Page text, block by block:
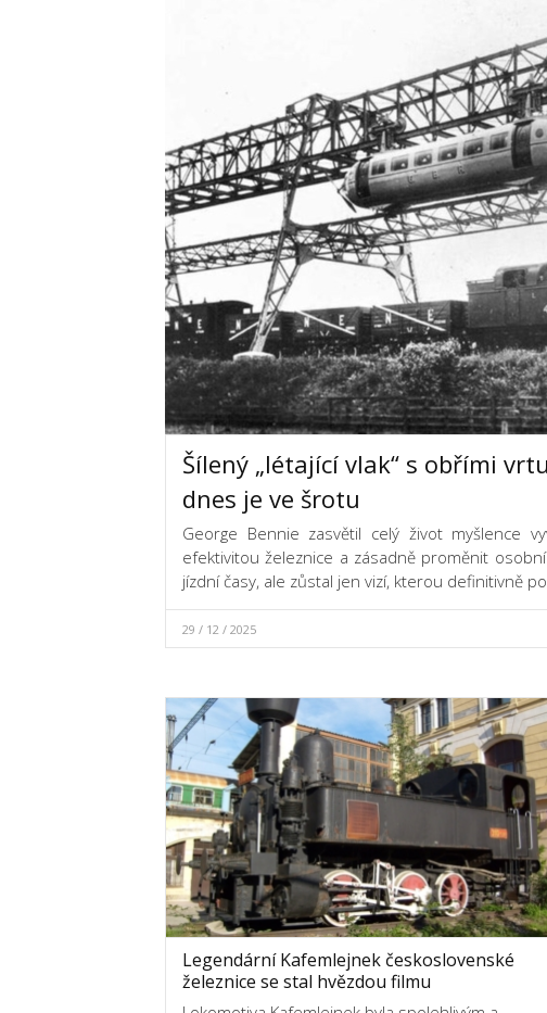
Šílený „létající vlak“ s obřími
dnes je ve šrotu
George Bennie zasvětil celý život myšlence
efektivitou železnice a zásadně proměnit
jízdní časy, ale zůstal jen vizí, kterou definitivně
29 / 12 / 2025
Legendární Kafemlejnek československé
železnice se stal hvězdou filmu